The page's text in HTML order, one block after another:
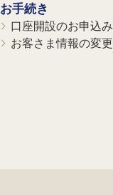
お手続き
口座開設のお申込み
お客さま情報の変更